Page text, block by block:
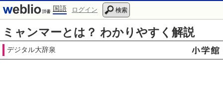
国語 ログイン 検索
ミャンマーとは？ わかりやすく解説
デジタル大辞泉